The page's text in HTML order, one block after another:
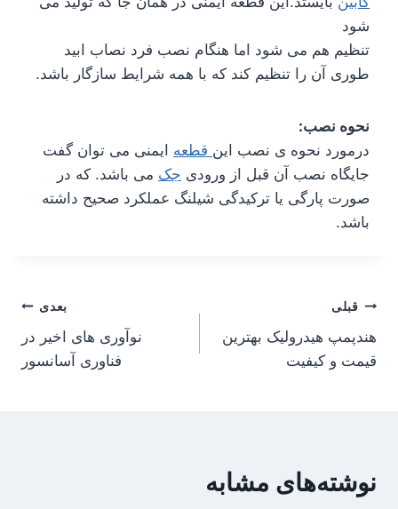
شود
تنظیم هم می شود اما هنگام نصب فرد نصاب ابید
طوری آن را تنظیم کند که با همه شرایط سازگار باشد.
نحوه نصب:
درمورد نحوه ی نصب این قطعه ایمنی می توان گفت
جایگاه نصب آن قبل از ورودی جک می باشد. که در
صورت پارگی یا ترکیدگی شیلنگ عملکرد صحیح داشته
باشد.
قبلی
هندپمپ هیدرولیک بهترین
قیمت و کیفیت
بعدی
نوآوری های اخیر در
فناوری آسانسور
نوشته‌های مشابه